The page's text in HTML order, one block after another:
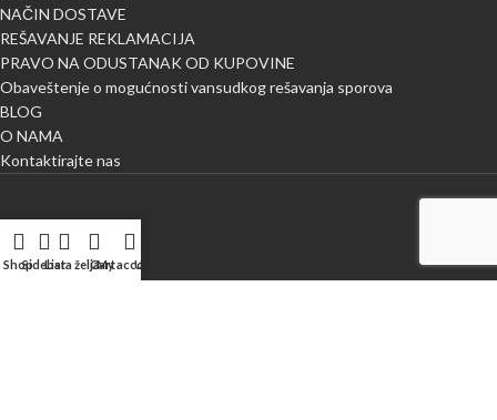
NAČIN DOSTAVE
REŠAVANJE REKLAMACIJA
PRAVO NA ODUSTANAK OD KUPOVINE
Obaveštenje o mogućnosti vansudkog rešavanja sporova
BLOG
O NAMA
Kontaktirajte nas
ShopSidebarLista željaCart
My account
Uporedi